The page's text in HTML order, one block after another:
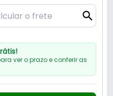
ver o prazo e conferir as